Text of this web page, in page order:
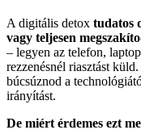
A digitális detox tudatos
vagy teljesen
– legyen az telefon,
rezzenésnél riasztást
búcsúznod a
irányítást.
De miért érdemes ezt